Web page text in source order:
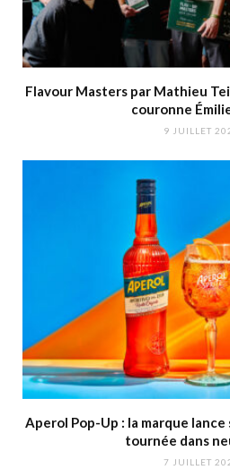
Flavour Masters par Mathieu
couronne
9 JUILLET
Aperol Pop-Up : la marque
tournée dans
7 JUILLET